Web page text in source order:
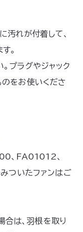
汚れが付着して、
。
プラグやジャック
をお使いくださ
、FA01012、
ついたファンはご
は、羽根を取り